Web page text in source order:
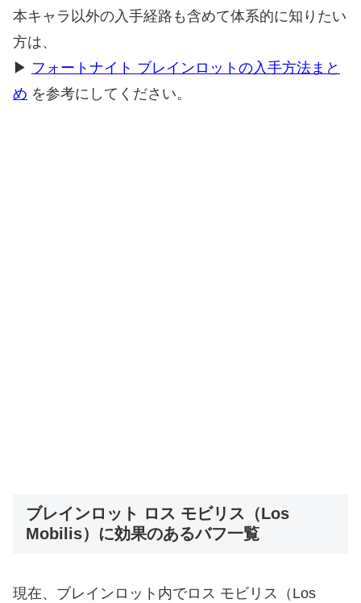
本キャラ以外の入手経路も含めて体系的に知りたい
方は、
▶ フォートナイト ブレインロットの入手方法まと
め を参考にしてください。
ブレインロット ロス モビリス（Los
Mobilis）に効果のあるバフ一覧
現在、ブレインロット内でロス モビリス（Los